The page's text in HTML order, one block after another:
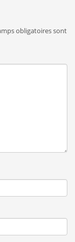
obligatoires sont